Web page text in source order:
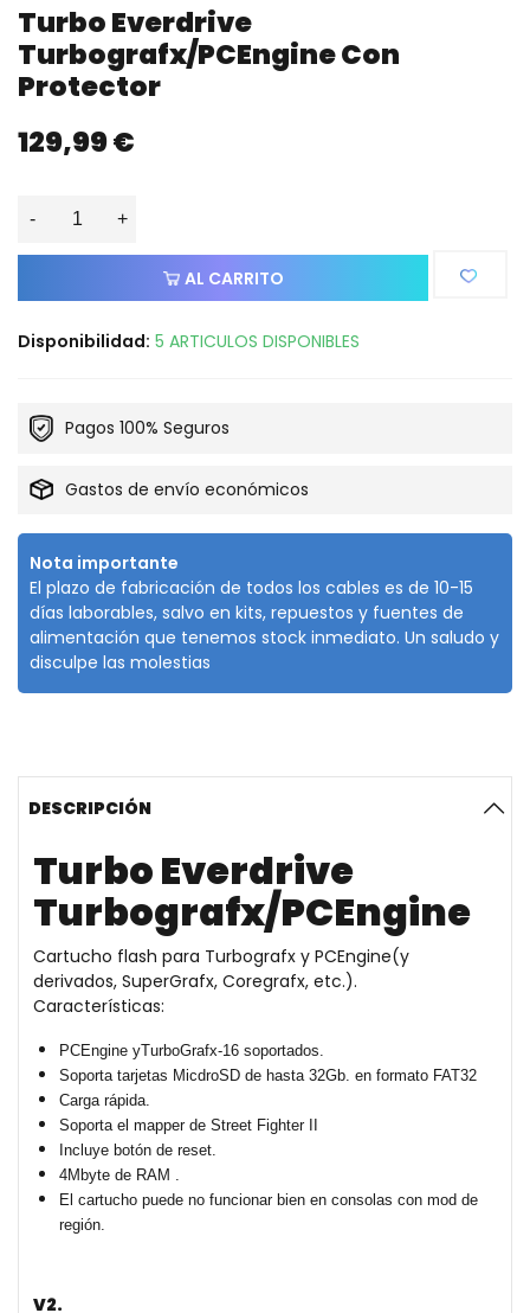
Turbo Everdrive
Turbografx/PCEngine Con
Protector
129,99 €
- +
AL CARRITO
Disponibilidad: 5 ARTICULOS DISPONIBLES
Pagos 100% Seguros
Gastos de envío económicos
Nota importante
El plazo de fabricación de todos los cables es de 10-15
días laborables, salvo en kits, repuestos y fuentes de
alimentación que tenemos stock inmediato. Un saludo y
disculpe las molestias
DESCRIPCIÓN
Turbo Everdrive
Turbografx/PCEngine
Cartucho flash para Turbografx y PCEngine(y
derivados, SuperGrafx, Coregrafx, etc.).
Características:
PCEngine yTurboGrafx-16 soportados.
Soporta tarjetas MicdroSD de hasta 32Gb. en formato FAT32
Carga rápida.
Soporta el mapper de Street Fighter II
Incluye botón de reset.
4Mbyte de RAM .
El cartucho puede no funcionar bien en consolas con mod de
región.
V2.